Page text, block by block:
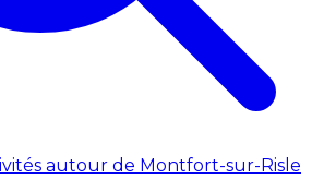
autour de Montfort-sur-Risle